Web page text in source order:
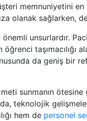
memnuniyetini
olanak sağlarken,
unsurlardır.
taşımacılığı
da geniş bir
sunmanın
teknolojik
hem de personel